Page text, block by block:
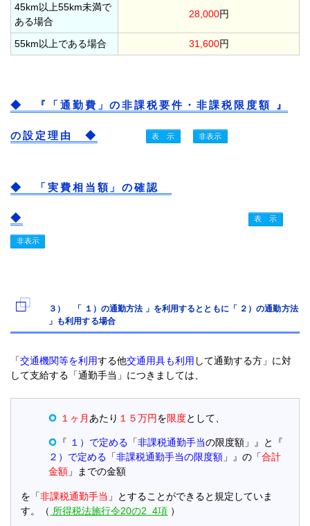
45km以上55km未満で
ある場合
28,000円
55km以上である場合 31,600円
◆ 『「通勤費」の非課税要件・非課税限度額 』
の設定理由 ◆
◆ 「実費相当額」の確認
◆
３） 「 １）の通勤方法 」を利用するとともに「 ２）の通勤方法
」も利用する場合
「交通機関等を利用する他交通用具も利用 して通勤する方」に対
して支給する「通勤手当」につきましては、
１ヶ月 あたり １５万円を限度として、
『 １）で定める 「非課税通勤手当の限度額」』と『
２）で定める 「非課税通勤手当の限度額 」』の「合計
金額 」までの金額
を「非課税通勤手当 」とすることができると規定していま
す。（ 所得税法施行令20の2 4項 ）